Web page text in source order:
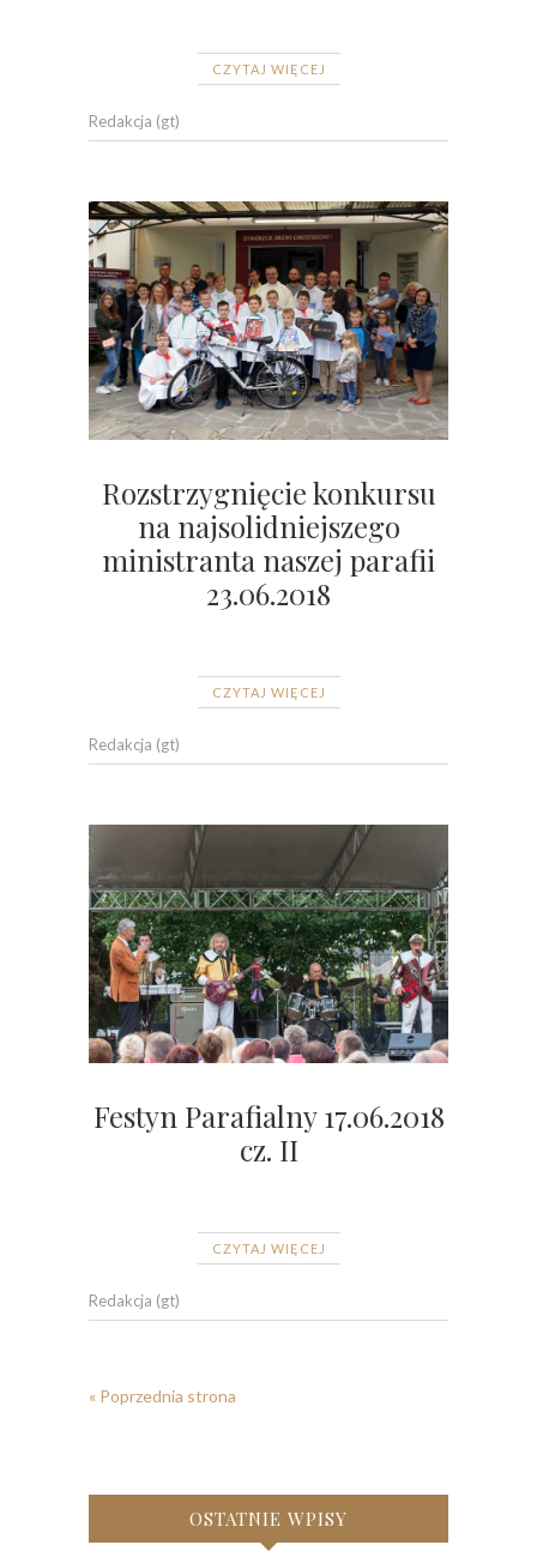
CZYTAJ WIĘCEJ
Redakcja (gt)
Rozstrzygnięcie konkursu
na najsolidniejszego
ministranta naszej parafii
23.06.2018
CZYTAJ WIĘCEJ
Redakcja (gt)
Festyn Parafialny 17.06.2018
cz. II
CZYTAJ WIĘCEJ
Redakcja (gt)
« Poprzednia strona
OSTATNIE WPISY